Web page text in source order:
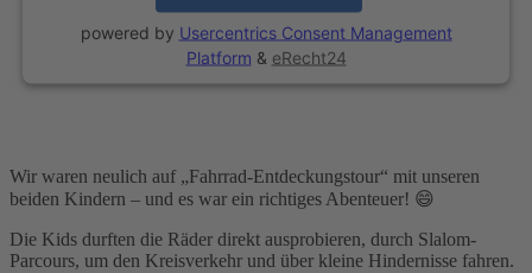
powered by Usercentrics Consent Management
Platform & eRecht24
Wir waren neulich auf „Fahrrad-Entdeckungstour“ mit unseren
beiden Kindern – und es war ein richtiges Abenteuer! 😄
Die Kids durften die Räder direkt ausprobieren, durch Slalom-
Parcours, um den Kreisverkehr und über kleine Hindernisse fahren.